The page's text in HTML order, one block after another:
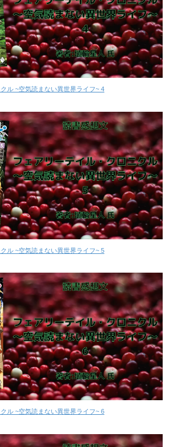
ル ~空気読まない異世界ライフ~ 4
ル ~空気読まない異世界ライフ~ 5
ル ~空気読まない異世界ライフ~ 6